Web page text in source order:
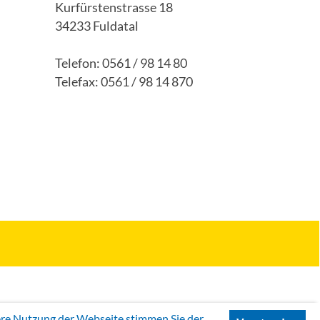
Kurfürstenstrasse 18
34233 Fuldatal
Telefon: 0561 / 98 14 80
Telefax: 0561 / 98 14 870